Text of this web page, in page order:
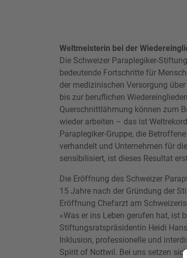
Weltmeisterin bei der
Die Schweizer Paraplegiker-
bedeutende Fortschritte für
der medizinischen Versorgung
bis zur beruflichen
Querschnittlähmung können zum
wieder arbeiten – das ist
Paraplegiker-Gruppe, die
verhandelt und Unternehmen für
sensibilisiert, ist dieses Resultat
Die Eröffnung des Schweizer
15 Jahre nach der Gründung der
Eröffnung Chefarzt am
«Was er ins Leben gerufen hat, ist
Stiftungsratspräsidentin Heidi
Inklusion, professionelle und
Spirit of Nottwil. Bei uns setzen